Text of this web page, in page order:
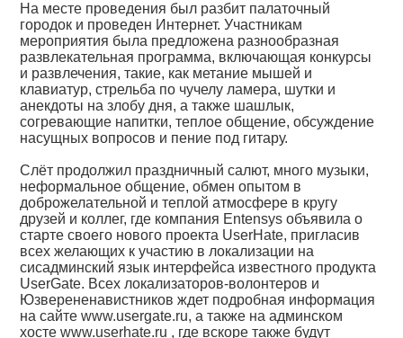
На месте проведения был разбит палаточный
городок и проведен Интернет. Участникам
мероприятия была предложена разнообразная
развлекательная программа, включающая конкурсы
и развлечения, такие, как метание мышей и
клавиатур, стрельба по чучелу ламера, шутки и
анекдоты на злобу дня, а также шашлык,
согревающие напитки, теплое общение, обсуждение
насущных вопросов и пение под гитару.
Слёт продолжил праздничный салют, много музыки,
неформальное общение, обмен опытом в
доброжелательной и теплой атмосфере в кругу
друзей и коллег, где компания Entensys объявила о
старте своего нового проекта UserHate, пригласив
всех желающих к участию в локализации на
сисадминский язык интерфейса известного продукта
UserGate. Всех локализаторов-волонтеров и
Юзверененавистников ждет подробная информация
на сайте www.usergate.ru, а также на админском
хосте www.userhate.ru , где вскоре также будут